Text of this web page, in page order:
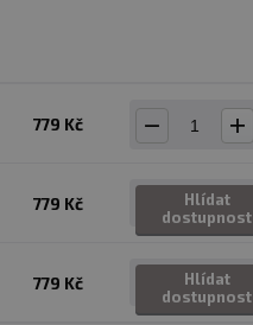
779 Kč
779 Kč
Hlídat
dostupnost
779 Kč
Hlídat
dostupnost